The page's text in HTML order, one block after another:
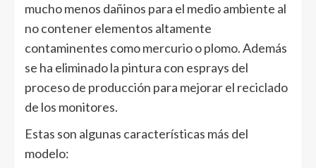
mucho menos dañinos para el medio ambiente al
no contener elementos altamente
contaminentes como mercurio o plomo. Además
se ha eliminado la pintura con esprays del
proceso de producción para mejorar el reciclado
de los monitores.
Estas son algunas características más del
modelo: